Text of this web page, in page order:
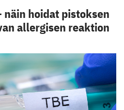
näin hoidat pistoksen
allergisen reaktion